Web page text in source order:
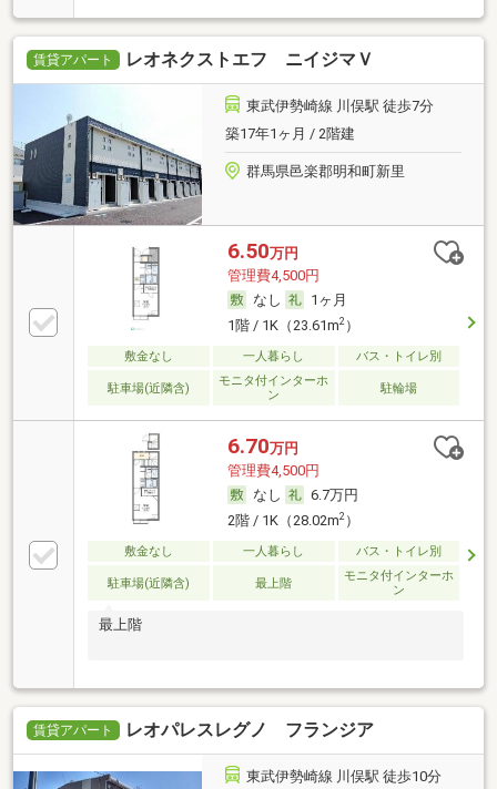
賃貸アパート レオネクストエフ ニイジマＶ
東武伊勢崎線 川俣駅 徒歩7分
築17年1ヶ月 / 2階建
群馬県邑楽郡明和町新里
6.50万円
管理費4,500円
なし
1ヶ月
1階 / 1K（23.61m2）
敷金なし 一人暮らし バス・トイレ別
駐車場(近隣含)
モニタ付インターホ
ン
駐輪場
6.70万円
管理費4,500円
なし
6.7万円
2階 / 1K（28.02m2）
敷金なし 一人暮らし バス・トイレ別
駐車場(近隣含) 最上階
モニタ付インターホ
ン
最上階
賃貸アパート レオパレスレグノ フランジア
東武伊勢崎線 川俣駅 徒歩10分